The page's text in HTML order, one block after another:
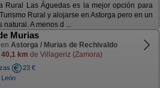
Rural Las Águedas es la mejor opción para
Rural y alojarse en Astorga pero en un
natural. A menos d ...
Murias
Astorga / Murias de Rechivaldo
40,1 km de Villageriz (Zamora)
23 €